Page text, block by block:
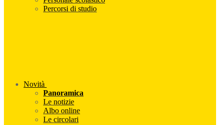
Percorsi di studio
Novità
Panoramica
Le notizie
Albo online
Le circolari